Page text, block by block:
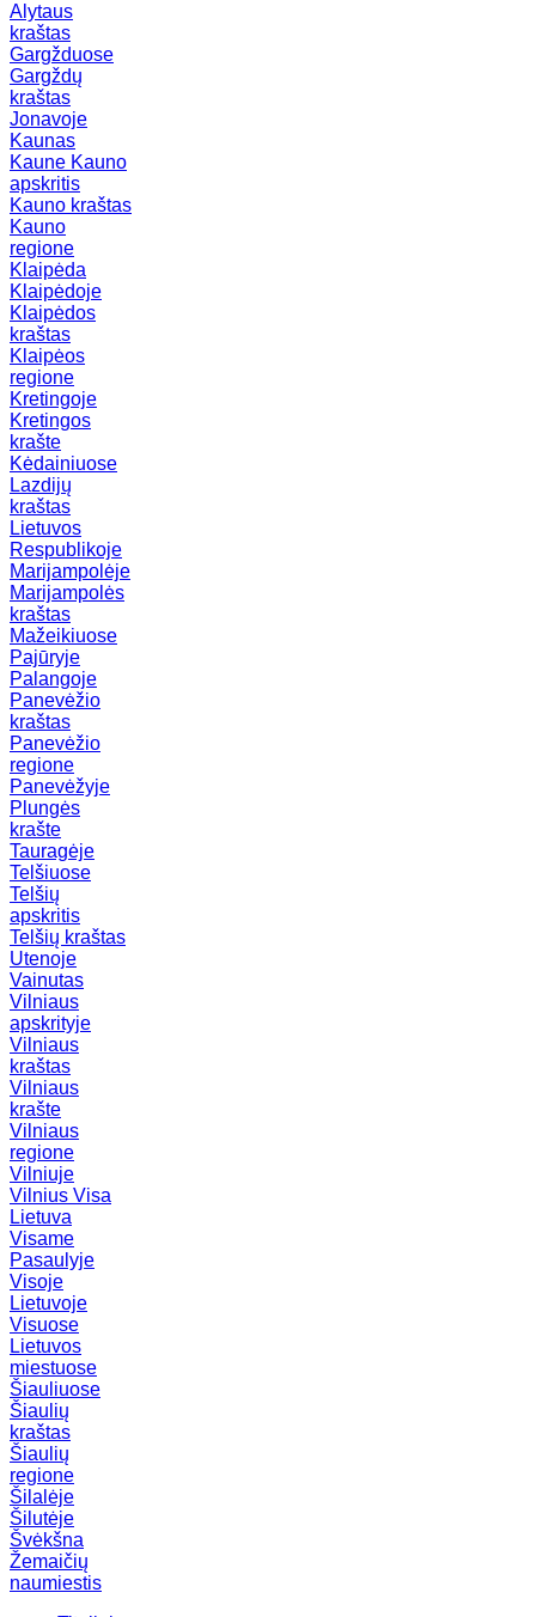
Alytaus
kraštas
Gargžduose
Gargždų
kraštas
Jonavoje
Kaunas
Kaune Kauno
apskritis
Kauno kraštas
Kauno
regione
Klaipėda
Klaipėdoje
Klaipėdos
kraštas
Klaipėos
regione
Kretingoje
Kretingos
krašte
Kėdainiuose
Lazdijų
kraštas
Lietuvos
Respublikoje
Marijampolėje
Marijampolės
kraštas
Mažeikiuose
Pajūryje
Palangoje
Panevėžio
kraštas
Panevėžio
regione
Panevėžyje
Plungės
krašte
Tauragėje
Telšiuose
Telšių
apskritis
Telšių kraštas
Utenoje
Vainutas
Vilniaus
apskrityje
Vilniaus
kraštas
Vilniaus
krašte
Vilniaus
regione
Vilniuje
Vilnius Visa
Lietuva
Visame
Pasaulyje
Visoje
Lietuvoje
Visuose
Lietuvos
miestuose
Šiauliuose
Šiaulių
kraštas
Šiaulių
regione
Šilalėje
Šilutėje
Švėkšna
Žemaičių
naumiestis